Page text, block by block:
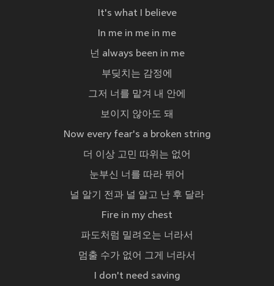
It's what I believe
In me in me in me
넌 always been in me
부딪치는 감정에
그저 너를 맡겨 내 안에
보이지 않아도 돼
Now every fear's a broken string
더 이상 고민 따위는 없어
눈부신 너를 따라 뛰어
널 알기 전과 널 알고 난 후 달라
Fire in my chest
파도처럼 밀려오는 너라서
멈출 수가 없어 그게 너라서
I don't need saving